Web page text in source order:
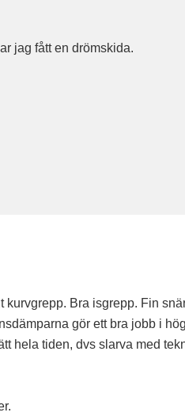
jag fått en drömskida.
kurvgrepp. Bra isgrepp. Fin
gör ett bra jobb i
hela tiden, dvs slarva med